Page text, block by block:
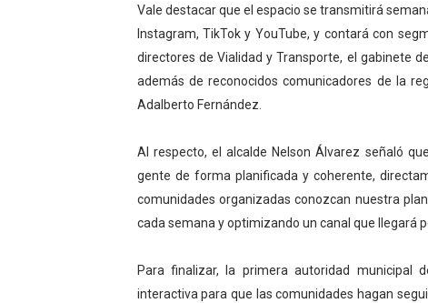
Mincomunas impulsa el
Expertos inspeccionan
Vale destacar que el espacio se transmitirá
Instagram, TikTok y YouTube, y contará con
directores de Vialidad y Transporte, el gabinete
además de reconocidos comunicadores de la
Adalberto Fernández.
Al respecto, el alcalde Nelson Álvarez señaló
gente de forma planificada y coherente,
comunidades organizadas conozcan nuestra
cada semana y optimizando un canal que llegará
Para finalizar, la primera autoridad municipal
interactiva para que las comunidades hagan